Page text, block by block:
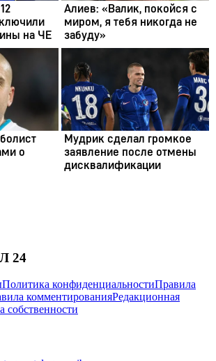
24
Политика конфиденциальностиПравила
комментированияРедакционная
собственности